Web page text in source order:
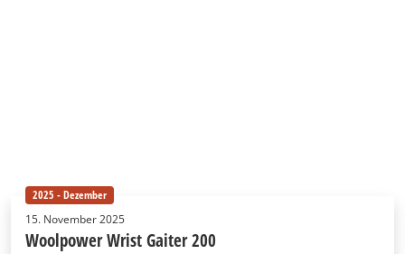
2025 - Dezember
15. November 2025
Woolpower Wrist Gaiter 200